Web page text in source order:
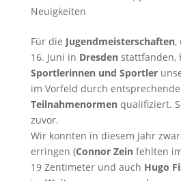
Neuigkeiten
Für die Jugendmeisterschaften,
16. Juni in Dresdenstattfanden,
Sportlerinnen und Sportler
im Vorfeld durch entsprechende
Teilnahmenormenqualifiziert.
zuvor.
Wir konnten in diesem Jahr
erringen (Connor Zeinfehlten
19 Zentimeter und auch Hugo